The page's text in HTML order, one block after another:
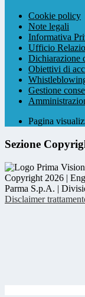
Cookie policy
Note legali
Informativa
Ufficio
Dichiarazione
Obiettivi di
Gestione
Pagina
Sezione
Copyright 2026 |
Parma S.p.A. |
Disclaimer